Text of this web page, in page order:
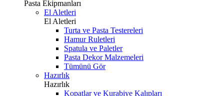
Pasta Ekipmanları
El Aletleri
El Aletleri
Turta ve Pasta Testereleri
Hamur Ruletleri
Spatula ve Paletler
Pasta Dekor Malzemeleri
Tümünü Gör
Hazırlık
Hazırlık
Kopatlar ve Kurabiye Kalıpları